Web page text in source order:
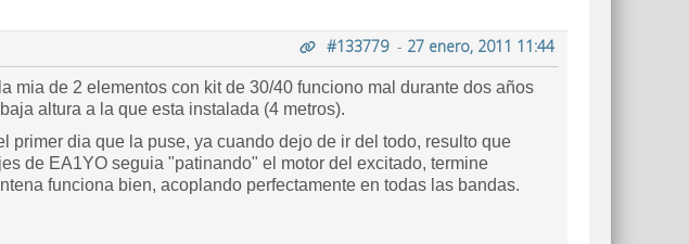
#133779- 27 enero, 2011 11:44
mia de 2 elementos con kit de 30/40 funciono mal durante dos años
altura a la que esta instalada (4 metros).
dia que la puse, ya cuando dejo de ir del todo, resulto que
de EA1YO seguia "patinando" el motor del excitado, termine
funciona bien, acoplando perfectamente en todas las bandas.